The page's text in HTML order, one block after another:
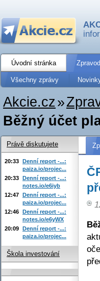
Úvodní stránka
Všechny zprávy
Akcie.cz»
Běžný účet
Právě diskutujete
20:33 Denní report -...:
paiza.io/projec...
20:33 Denní report -...:
notes.io/e6iyb
12:47 Denní report -...:
paiza.io/projec...
12:46 Denní report -...:
notes.io/e6yWX
20:09 Denní report -...:
paiza.io/projec...
Škola investování